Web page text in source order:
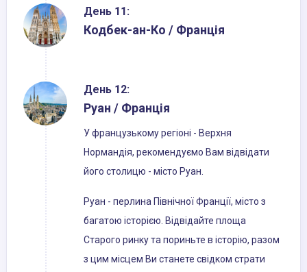
День 11:
Кодбек-ан-Ко / Франція
День 12:
Руан / Франція
У французькому регіоні - Верхня
Нормандія, рекомендуємо Вам відвідати
його столицю - місто Руан.
Руан - перлина Північної Франції, місто з
багатою історією. Відвідайте площа
Старого ринку та пориньте в історію, разом
з цим місцем Ви станете свідком страти